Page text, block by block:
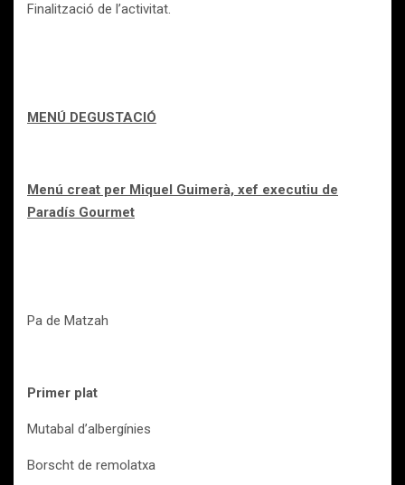
Finalització de l’activitat.
MENÚ DEGUSTACIÓ
Menú creat per Miquel Guimerà, xef executiu de
Paradís Gourmet
Pa de Matzah
Primer plat
Mutabal d’albergínies
Borscht de remolatxa